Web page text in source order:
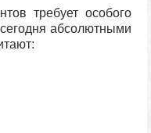
требует особого
абсолютными